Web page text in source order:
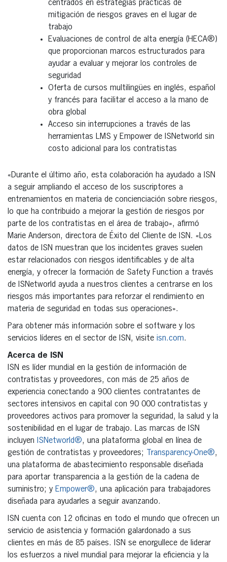
centrados en estrategias prácticas de
mitigación de riesgos graves en el lugar de
trabajo
Evaluaciones de control de alta energía (HECA®)
que proporcionan marcos estructurados para
ayudar a evaluar y mejorar los controles de
seguridad
Oferta de cursos multilingües en inglés, español
y francés para facilitar el acceso a la mano de
obra global
Acceso sin interrupciones a través de las
herramientas LMS y Empower de ISNetworld sin
costo adicional para los contratistas
«Durante el último año, esta colaboración ha ayudado a ISN
a seguir ampliando el acceso de los suscriptores a
entrenamientos en materia de concienciación sobre riesgos,
lo que ha contribuido a mejorar la gestión de riesgos por
parte de los contratistas en el área de trabajo», afirmó
Marie Anderson, directora de Éxito del Cliente de ISN. «Los
datos de ISN muestran que los incidentes graves suelen
estar relacionados con riesgos identificables y de alta
energía, y ofrecer la formación de Safety Function a través
de ISNetworld ayuda a nuestros clientes a centrarse en los
riesgos más importantes para reforzar el rendimiento en
materia de seguridad en todas sus operaciones».
Para obtener más información sobre el software y los
servicios líderes en el sector de ISN, visite isn.com.
Acerca de ISN
ISN es líder mundial en la gestión de información de
contratistas y proveedores, con más de 25 años de
experiencia conectando a 900 clientes contratantes de
sectores intensivos en capital con 90 000 contratistas y
proveedores activos para promover la seguridad, la salud y la
sostenibilidad en el lugar de trabajo. Las marcas de ISN
incluyen
ISNetworld®, una plataforma global en línea de
gestión de contratistas y proveedores;
Transparency-One®,
una plataforma de abastecimiento responsable diseñada
para aportar transparencia a la gestión de la cadena de
suministro; y Empower®, una aplicación para trabajadores
diseñada para ayudarles a seguir avanzando.
ISN cuenta con 12 oficinas en todo el mundo que ofrecen un
servicio de asistencia y formación galardonado a sus
clientes en más de 85 países. ISN se enorgullece de liderar
los esfuerzos a nivel mundial para mejorar la eficiencia y la